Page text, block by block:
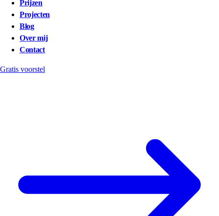
Prijzen
Projecten
Blog
Over mij
Contact
Gratis voorstel